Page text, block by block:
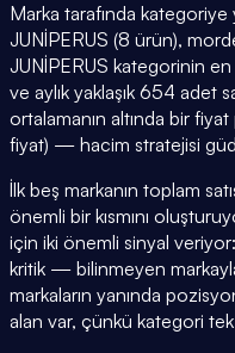
Marka tarafında
JUNİPERUS (8 ürün),
JUNİPERUS kategorinin
ve aylık yaklaşık 654 adet
ortalamanın altında bir
fiyat) — hacim stratejisi
İlk beş markanın toplam
önemli bir kısmını
için iki önemli sinyal
kritik — bilinmeyen
markaların yanında
alan var, çünkü kategori